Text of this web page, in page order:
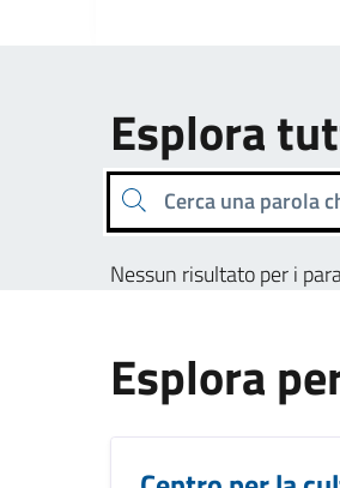
Esplora
Cerca una parola chiave
Nessun risultato per i
Esplora